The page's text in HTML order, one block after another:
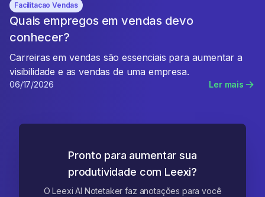
Facilitacao Vendas
Quais empregos em vendas devo
conhecer?
Carreiras em vendas são essenciais para aumentar a
visibilidade e as vendas de uma empresa.
06/17/2026 Ler mais
Pronto para aumentar sua
produtividade com Leexi?
O Leexi AI Notetaker faz anotações para você